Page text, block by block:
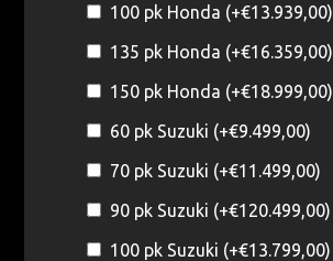
100 pk Honda (+€13.939,00)
135 pk Honda (+€16.359,00)
150 pk Honda (+€18.999,00)
60 pk Suzuki (+€9.499,00)
70 pk Suzuki (+€11.499,00)
90 pk Suzuki (+€120.499,00)
100 pk Suzuki (+€13.799,00)